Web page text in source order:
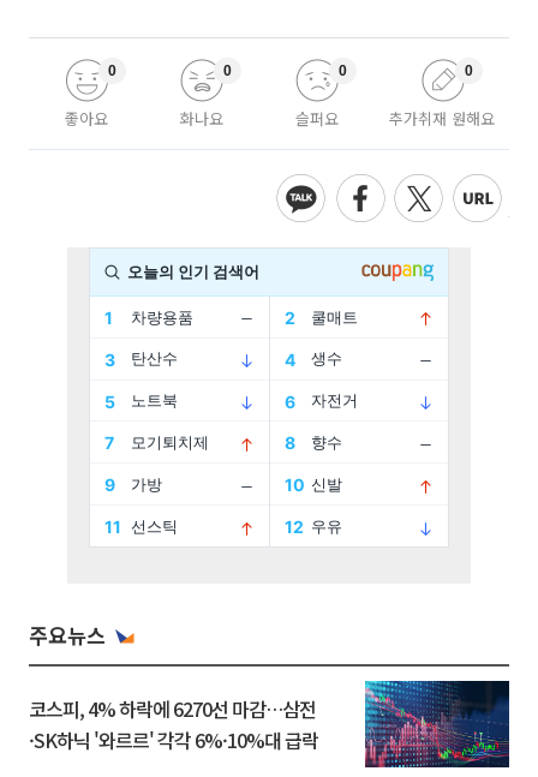
좋아요
0
화나요
0
슬퍼요
0
추가취재 원해요
0
주요뉴스
코스피, 4% 하락에 6270선 마감…삼전
·SK하닉 '와르르' 각각 6%·10%대 급락